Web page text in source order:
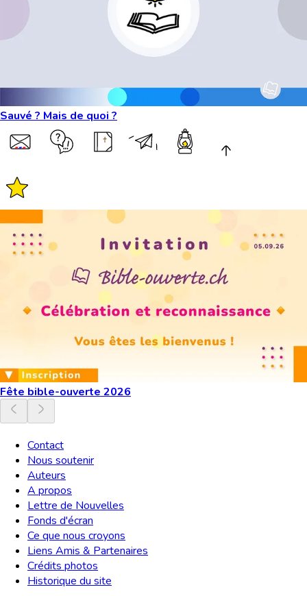
Sauvé ? Mais de quoi ?
Fête bible-ouverte 2026
Contact
Nous soutenir
Auteurs
A propos
Lettre de Nouvelles
Fonds d'écran
Ce que nous croyons
Liens Amis & Partenaires
Crédits photos
Historique du site